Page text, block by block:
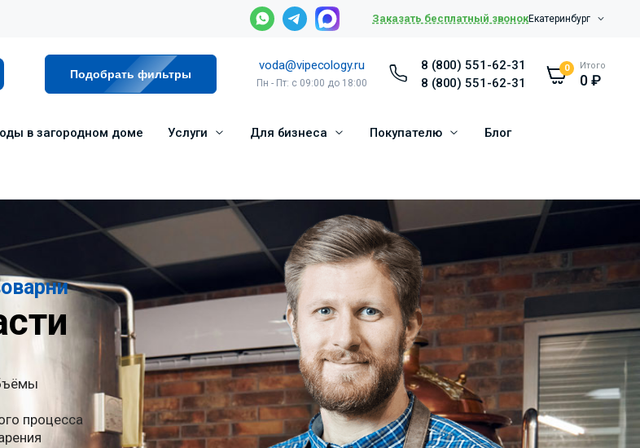
Заказать бесплатный звонокЕкатеринбург
Подобрать фильтры
voda@vipecology.ru
Пн - Пт: с 09:00 до 18:00
8 (800) 551-62-31
8 (800) 551-62-31
0 Итого
0₽
в загородном доме Услуги Для бизнеса Покупателю Блог
процесса